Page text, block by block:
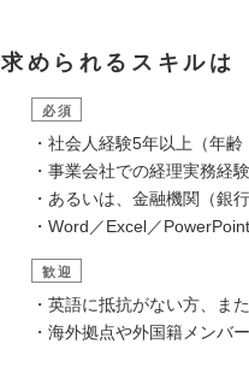
求められるスキルは
必須
・社会人経験5年以上（年
・事業会社での経理実務経
・あるいは、金融機関（銀
・Word／Excel／
歓迎
・英語に抵抗がない方、ま
・海外拠点や外国籍メンバ